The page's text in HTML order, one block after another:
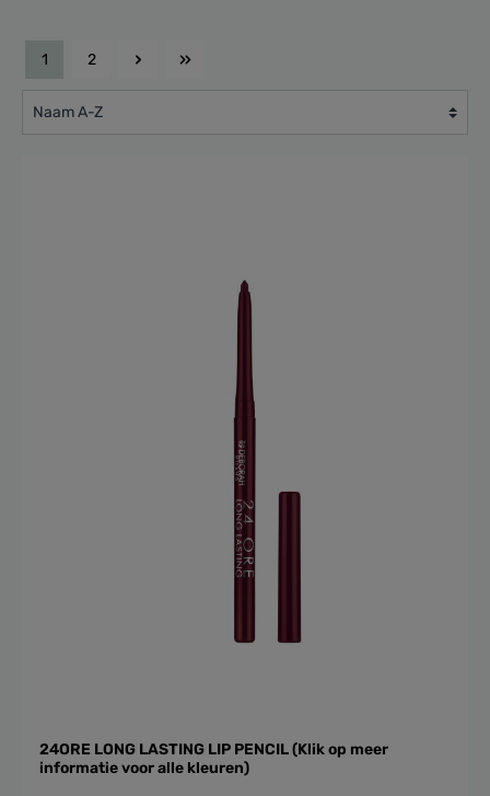
1 2
24ORE LONG LASTING LIP PENCIL (Klik op meer
informatie voor alle kleuren)